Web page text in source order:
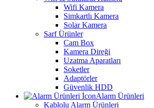
Wifi Kamera
Simkartlı Kamera
Solar Kamera
Sarf Ürünler
Cam Box
Kamera Direği
Uzatma Aparatları
Soketler
Adaptörler
Güvenlik HDD
Alarm Ürünleri
Kablolu Alarm Ürünleri